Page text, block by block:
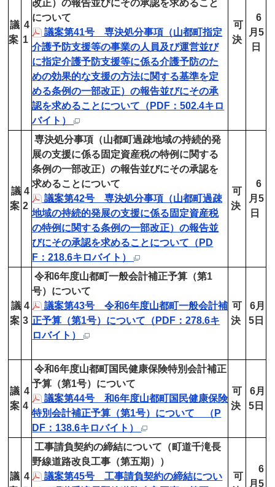
議
案
4
1
改正）の報告並びにその承認を求めること
について
議案第41号 専決処分事項（山都町指定
介護予防支援等の事業の人員及び運営並び
に指定介護予防支援等に係る介護予防のた
めの効果的な支援の方法に関する基準を定
める条例の一部改正）の報告並びにその承
認を求めることについて（PDF：502.4キロ
バイト）
可
決
6
月5
日
議
案
4
2
専決処分事項（山都町過疎地域の持続的発
展の支援に係る固定資産税の特例に関する
条例の一部改正）の報告並びにその承認を
求めることについて
議案第42号 専決処分事項（山都町過疎
地域の持続的発展の支援に係る固定資産税
の特例に関する条例の一部改正）の報告並
びにその承認を求めることについて（PD
F：218.6キロバイト）
可
決
6
月5
日
議
案
4
3
令和6年度山都町一般会計補正予算（第1
号）について
議案第43号 令和6年度山都町一般会計補
正予算（第1号）について（PDF：278.6キ
ロバイト）
可
決
6月
5日
議
案
4
4
令和6年度山都町国民健康保険特別会計補正
予算（第1号）について
議案第44号 和6年度山都町国民健康保険
特別会計補正予算（第1号）について （P
DF：138.6キロバイト）
可
決
6月
5日
議 4
工事請負契約の締結について（町道千滝長
野線道路改良工事（第五期））
議案第45号 工事請負契約の締結につい
可
6
月5